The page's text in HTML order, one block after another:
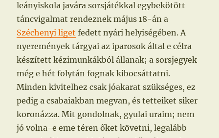
leányiskola javára sorsjátékkal egybekötött
táncvigalmat rendeznek május 18-án a
Széchenyi liget fedett nyári helyiségében. A
nyeremények tárgyai az iparosok által e célra
készített kézimunkákból állanak; a sorsjegyek
még e hét folytán fognak kibocsáttatni.
Minden kivitelhez csak jóakarat szükséges, ez
pedig a csabaiakban megvan, és tetteiket siker
koronázza. Mit gondolnak, gyulai uraim; nem
jó volna-e eme téren őket követni, legalább